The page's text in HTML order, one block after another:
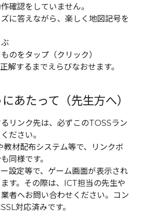
確認をしていません。
に答えながら、楽しく地図記号を
のをタップ（クリック）
解するまでえらびなおせます。
あたって（先生方へ）
リンク先は、必ずこのTOSSラン
ださい。
材配布システム等で、リンクボ
同様です。
設定等で、ゲーム画面が表示され
す。その際は、ICT担当の先生や
者へお問い合わせください。コン
対応済みです。